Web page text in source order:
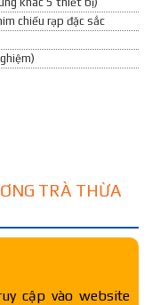
chiếu rạp đặc sắc
TRÀ THỪA
cập vào website